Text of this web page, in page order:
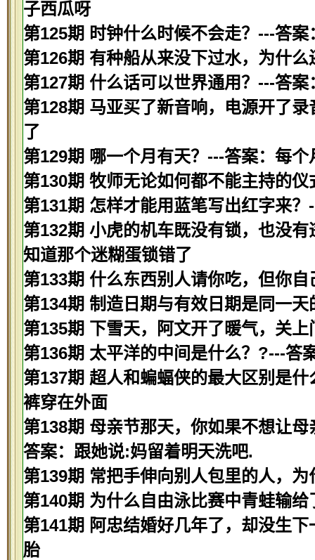
子西瓜呀
第125期 时钟什么时候不会走？---答
第126期 有种船从来没下过水，为什
第127期 什么话可以世界通用？---答案
第128期 马亚买了新音响，电源开了
了
第129期 哪一个月有天？---答案：每个
第130期 牧师无论如何都不能主持的
第131期 怎样才能用蓝笔写出红字来？
第132期 小虎的机车既没有锁，也没
知道那个迷糊蛋锁错了
第133期 什么东西别人请你吃，但你
第134期 制造日期与有效日期是同一
第135期 下雪天，阿文开了暖气，关
第136期 太平洋的中间是什么？?---答
第137期 超人和蝙蝠侠的最大区别是
裤穿在外面
第138期 母亲节那天，你如果不想让
答案：跟她说:妈留着明天洗吧.
第139期 常把手伸向别人包里的人，
第140期 为什么自由泳比赛中青蛙输
第141期 阿忠结婚好几年了，却没生
胎